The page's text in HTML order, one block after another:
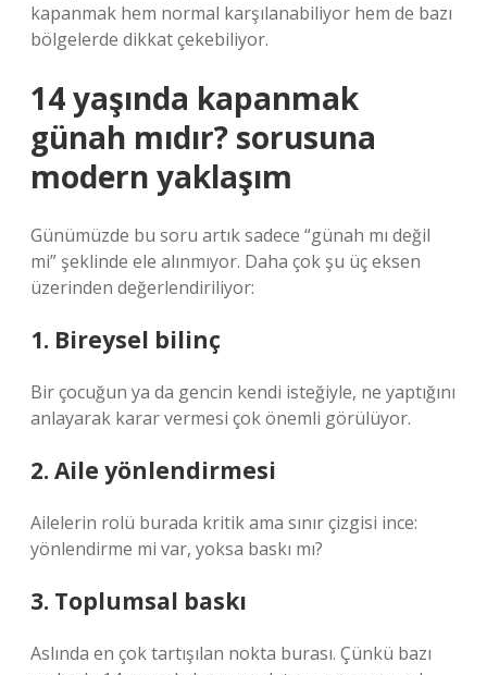
kapanmak hem normal karşılanabiliyor hem de bazı
bölgelerde dikkat çekebiliyor.
14 yaşında kapanmak
günah mıdır? sorusuna
modern yaklaşım
Günümüzde bu soru artık sadece “günah mı değil
mi” şeklinde ele alınmıyor. Daha çok şu üç eksen
üzerinden değerlendiriliyor:
1. Bireysel bilinç
Bir çocuğun ya da gencin kendi isteğiyle, ne yaptığını
anlayarak karar vermesi çok önemli görülüyor.
2. Aile yönlendirmesi
Ailelerin rolü burada kritik ama sınır çizgisi ince:
yönlendirme mi var, yoksa baskı mı?
3. Toplumsal baskı
Aslında en çok tartışılan nokta burası. Çünkü bazı